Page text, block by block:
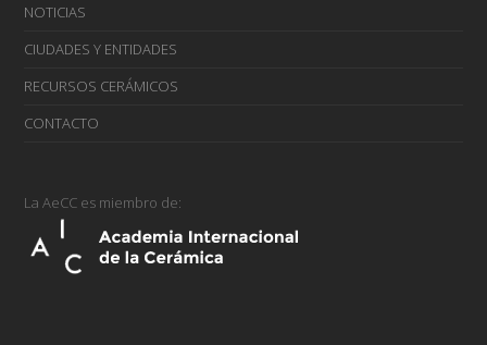
NOTICIAS
CIUDADES Y ENTIDADES
RECURSOS CERÁMICOS
CONTACTO
La AeCC es miembro de: